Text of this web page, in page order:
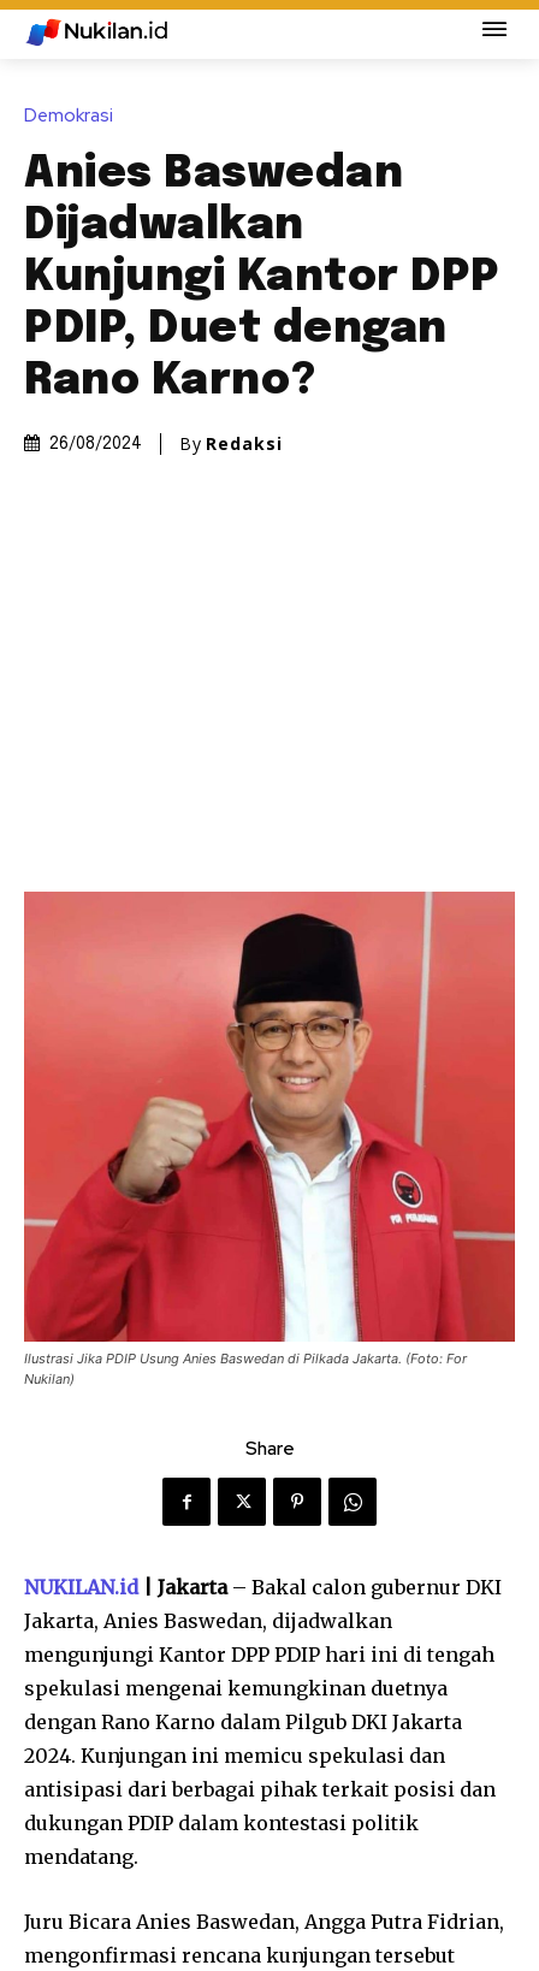
Demokrasi
Anies Baswedan
Dijadwalkan
Kunjungi Kantor DPP
PDIP, Duet dengan
Rano Karno?
26/08/2024 By Redaksi
Ilustrasi Jika PDIP Usung Anies Baswedan di Pilkada Jakarta. (Foto: For
Nukilan)
Share
NUKILAN.id| Jakarta – Bakal calon gubernur DKI
Jakarta, Anies Baswedan, dijadwalkan
mengunjungi Kantor DPP PDIP hari ini di tengah
spekulasi mengenai kemungkinan duetnya
dengan Rano Karno dalam Pilgub DKI Jakarta
2024. Kunjungan ini memicu spekulasi dan
antisipasi dari berbagai pihak terkait posisi dan
dukungan PDIP dalam kontestasi politik
mendatang.
Juru Bicara Anies Baswedan, Angga Putra Fidrian,
mengonfirmasi rencana kunjungan tersebut